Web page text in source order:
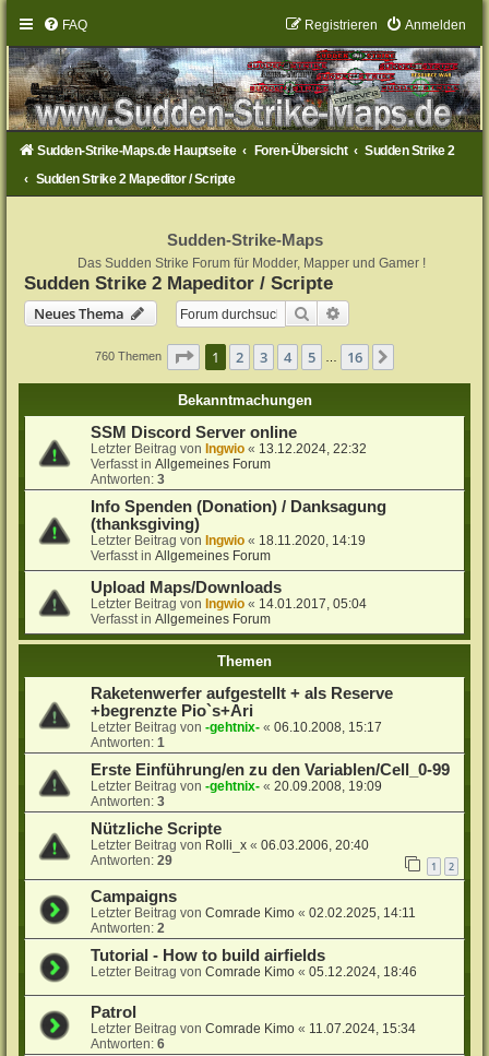
FAQ Anmelden
Registrieren
Sudden-Strike-Maps.de Hauptseite Foren-Übersicht
Sudden Strike 2
Sudden Strike 2 Mapeditor / Scripte
Sudden-Strike-Maps
Das Sudden Strike Forum für Modder, Mapper und Gamer !
Sudden Strike 2 Mapeditor / Scripte
Neues Thema
Suche
760 Themen Seite 1von 16
1 2 3 4 5 16
Bekanntmachungen
SSM Discord Server online
Letzter Beitrag von Ingwio « 13.12.2024, 22:32
Verfasst inAllgemeines Forum
Antworten:3
Info Spenden (Donation) / Danksagung
(thanksgiving)
Letzter Beitrag von Ingwio « 18.11.2020, 14:19
Verfasst inAllgemeines Forum
Upload Maps/Downloads
Letzter Beitrag von Ingwio « 14.01.2017, 05:04
Verfasst inAllgemeines Forum
Themen
Raketenwerfer aufgestellt + als Reserve
+begrenzte Pio`s+Ari
Letzter Beitrag von-gehtnix- «06.10.2008, 15:17
Antworten:1
Erste Einführung/en zu den Variablen/Cell_0-99
Letzter Beitrag von-gehtnix- «20.09.2008, 19:09
Antworten:3
Nützliche Scripte
Letzter Beitrag von Rolli_x «06.03.2006, 20:40
Antworten:29 1 2
Campaigns
Letzter Beitrag vonComrade Kimo «02.02.2025, 14:11
Antworten:2
Tutorial - How to build airfields
Letzter Beitrag vonComrade Kimo «05.12.2024, 18:46
Patrol
Letzter Beitrag vonComrade Kimo « 11.07.2024, 15:34
Antworten:6